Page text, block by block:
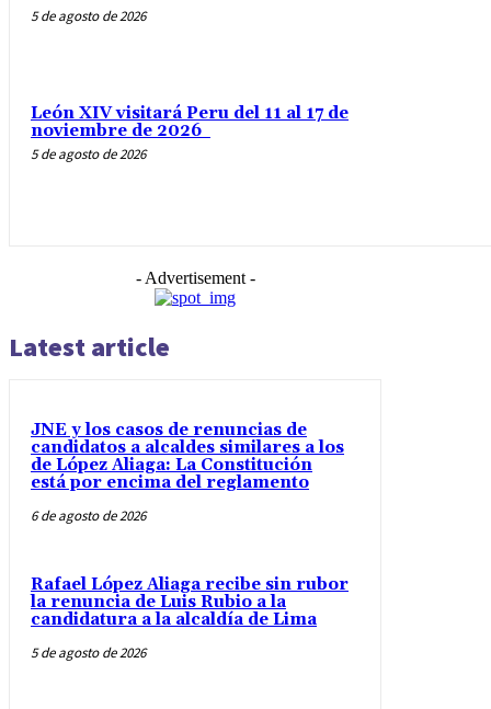
5 de agosto de 2026
León XIV visitará Peru del 11 al 17 de
noviembre de 2026
5 de agosto de 2026
- Advertisement -
Latest article
JNE y los casos de renuncias de
candidatos a alcaldes similares a los
de López Aliaga: La Constitución
está por encima del reglamento
6 de agosto de 2026
Rafael López Aliaga recibe sin rubor
la renuncia de Luis Rubio a la
candidatura a la alcaldía de Lima
5 de agosto de 2026